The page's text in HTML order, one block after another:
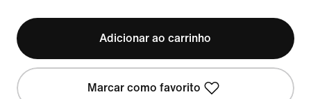
Adicionar ao carrinho
Marcar como favorito